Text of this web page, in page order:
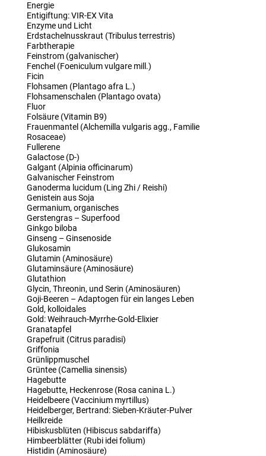
Energie
Entigiftung: VIR-EX Vita
Enzyme und Licht
Erdstachelnusskraut (Tribulus terrestris)
Farbtherapie
Feinstrom (galvanischer)
Fenchel (Foeniculum vulgare mill.)
Ficin
Flohsamen (Plantago afra L.)
Flohsamenschalen (Plantago ovata)
Fluor
Folsäure (Vitamin B9)
Frauenmantel (Alchemilla vulgaris agg., Familie
Rosaceae)
Fullerene
Galactose (D-)
Galgant (Alpinia officinarum)
Galvanischer Feinstrom
Ganoderma lucidum (Ling Zhi / Reishi)
Genistein aus Soja
Germanium, organisches
Gerstengras – Superfood
Ginkgo biloba
Ginseng – Ginsenoside
Glukosamin
Glutamin (Aminosäure)
Glutaminsäure (Aminosäure)
Glutathion
Glycin, Threonin, und Serin (Aminosäuren)
Goji-Beeren – Adaptogen für ein langes Leben
Gold, kolloidales
Gold: Weihrauch-Myrrhe-Gold-Elixier
Granatapfel
Grapefruit (Citrus paradisi)
Griffonia
Grünlippmuschel
Grüntee (Camellia sinensis)
Hagebutte
Hagebutte, Heckenrose (Rosa canina L.)
Heidelbeere (Vaccinium myrtillus)
Heidelberger, Bertrand: Sieben-Kräuter-Pulver
Heilkreide
Hibiskusblüten (Hibiscus sabdariffa)
Himbeerblätter (Rubi idei folium)
Histidin (Aminosäure)